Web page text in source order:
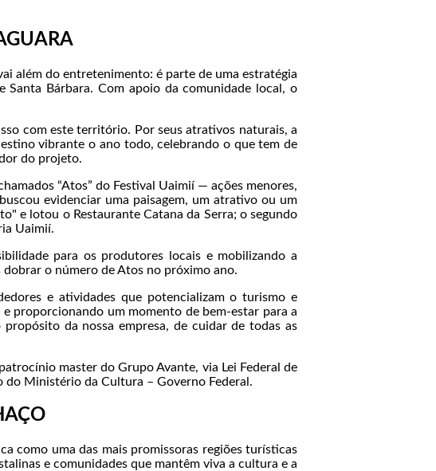
além do entretenimento: é parte de uma estratégia
Bárbara. Com apoio da comunidade local, o
com este território. Por seus atrativos naturais, a
vibrante o ano todo, celebrando o que tem de
do projeto.
“Atos” do Festival Uaimií — ações menores,
evidenciar uma paisagem, um atrativo ou um
e lotou o Restaurante Catana da Serra; o segundo
Uaimií.
para os produtores locais e mobilizando a
o número de Atos no próximo ano.
e atividades que potencializam o turismo e
proporcionando um momento de bem-estar para a
da nossa empresa, de cuidar de todas as
master do Grupo Avante, via Lei Federal de
Ministério da Cultura – Governo Federal.
como uma das mais promissoras regiões turísticas
e comunidades que mantêm viva a cultura e a